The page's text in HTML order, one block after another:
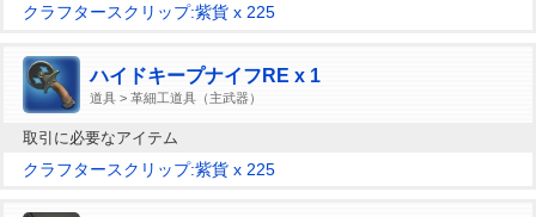
クラフタースクリップ:紫貨 x 225
ハイドキープナイフRE x 1
道具 > 革細工道具（主武器）
取引に必要なアイテム
クラフタースクリップ:紫貨 x 225